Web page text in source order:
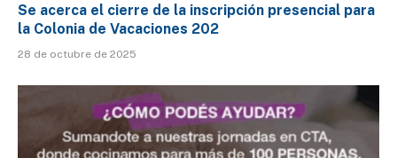
Se acerca el cierre de la inscripción presencial para
la Colonia de Vacaciones 202
28 de octubre de 2025